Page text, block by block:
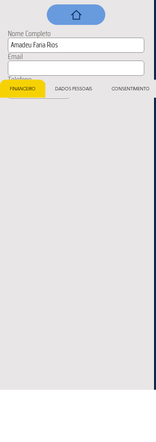
Nome Completo
Email
Telefone
FINANCEIRO DADOS PESSOAIS CONSENTIMENTO